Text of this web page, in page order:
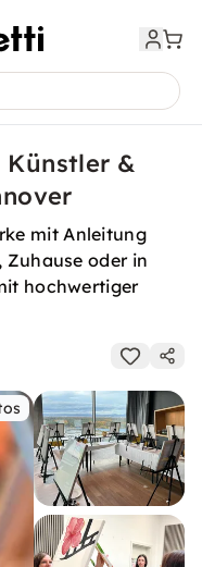
Künstler &
mit Anleitung
Zuhause oder in
hochwertiger